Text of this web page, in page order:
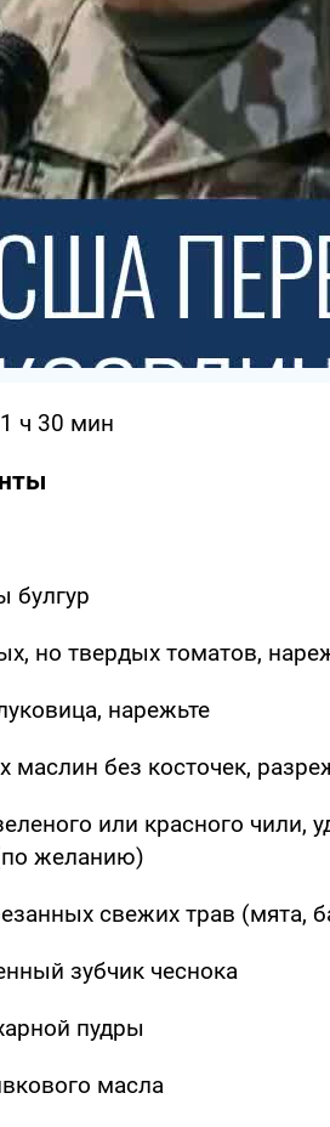
ч 30 мин
булгур
но твердых томатов,
нарежьте
маслин без косточек,
или красного чили,
желанию)
свежих трав (мята,
зубчик чеснока
пудры
масла